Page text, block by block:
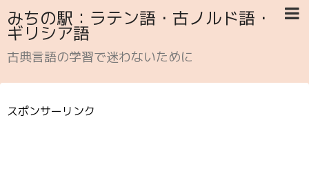
みちの駅：ラテン語・古ノルド語・
ギリシア語
古典言語の学習で迷わないために
スポンサーリンク